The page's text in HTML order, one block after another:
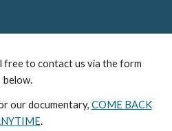
free to contact us via the form
below.
our documentary, COME BACK
.